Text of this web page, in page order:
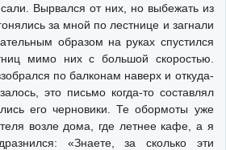
Вырвался от них, но выбежать из
за мной по лестнице и загнали
образом на руках спустился
мимо них с большой скоростью.
по балконам наверх и откуда-
это письмо когда-то составлял
его черновики. Те обормоты уже
возле дома, где летнее кафе, а я
«Знаете, за сколько эти